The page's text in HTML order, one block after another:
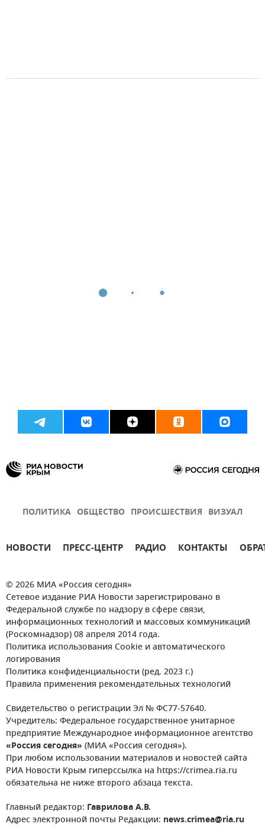
ПОЛИТИКА ОБЩЕСТВО ПРОИСШЕСТВИЯ ВИЗУАЛ
НОВОСТИ ПРЕСС-ЦЕНТР РАДИО КОНТАКТЫ
© 2026 МИА «Россия сегодня»
Сетевое издание РИА Новости зарегистрировано в
Федеральной службе по надзору в сфере связи,
информационных технологий и массовых коммуникаций
(Роскомнадзор) 08 апреля 2014 года.
Политика использования Cookie и автоматического
логирования
Политика конфиденциальности (ред. 2023 г.)
Правила применения рекомендательных технологий
Свидетельство о регистрации Эл № ФС77-57640.
Учредитель: Федеральное государственное унитарное
предприятие Международное информационное агентство
«Россия сегодня» (МИА «Россия сегодня»).
При любом использовании материалов и новостей сайта
РИА Новости Крым гиперссылка на https://crimea.ria.ru
обязательна не ниже второго абзаца текста.
Главный редактор: Гаврилова А.В.
Адрес электронной почты Редакции: news.crimea@ria.ru